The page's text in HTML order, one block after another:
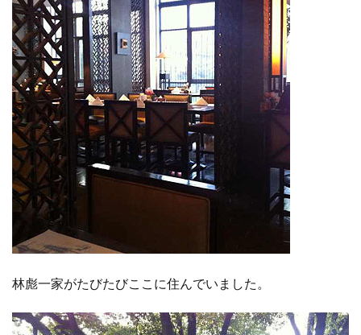
林彪一家がたびたびここに住んでいました。